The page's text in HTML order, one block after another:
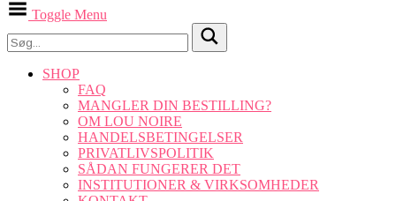
Toggle Menu
SHOP
FAQ
MANGLER DIN BESTILLING?
OM LOU NOIRE
HANDELSBETINGELSER
PRIVATLIVSPOLITIK
SÅDAN FUNGERER DET
INSTITUTIONER & VIRKSOMHEDER